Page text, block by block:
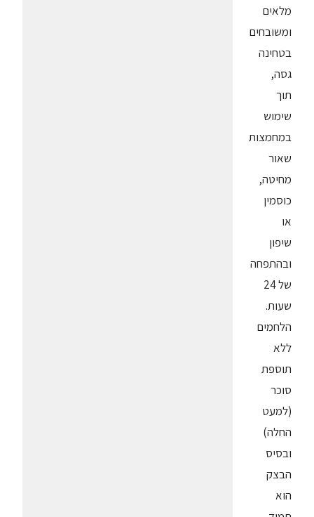
מלאים
ומשובחים
בטחינה
גסה,
תוך
שימוש
במחמצות
שאור
מחיטה,
כוסמין
או
שיפון
ובהתפחה
של 24
שעות.
הלחמים
ללא
תוספת
סוכר
(למעט
החלה)
ובסיס
הבצק
הוא